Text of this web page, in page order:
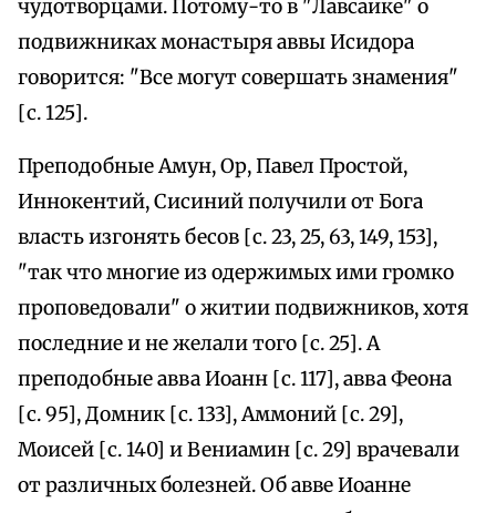
чудотворцами. Потому-то в "Лавсаике" о
подвижниках монастыря аввы Исидора
говорится: "Все могут совершать знамения"
[с. 125].
Преподобные Амун, Ор, Павел Простой,
Иннокентий, Сисиний получили от Бога
власть изгонять бесов [с. 23, 25, 63, 149, 153],
"так что многие из одержимых ими громко
проповедовали" о житии подвижников, хотя
последние и не желали того [с. 25]. А
преподобные авва Иоанн [с. 117], авва Феона
[с. 95], Домник [с. 133], Аммоний [с. 29],
Моисей [с. 140] и Вениамин [с. 29] врачевали
от различных болезней. Об авве Иоанне